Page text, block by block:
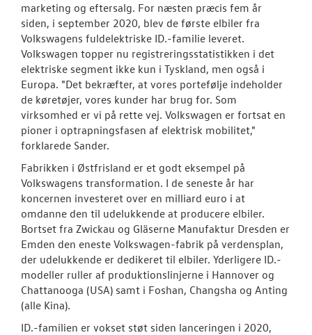
marketing og eftersalg. For næsten præcis fem år
siden, i september 2020, blev de første elbiler fra
Volkswagens fuldelektriske ID.-familie leveret.
Volkswagen topper nu registreringsstatistikken i det
elektriske segment ikke kun i Tyskland, men også i
Europa. "Det bekræfter, at vores portefølje indeholder
de køretøjer, vores kunder har brug for. Som
virksomhed er vi på rette vej. Volkswagen er fortsat en
pioner i optrapningsfasen af elektrisk mobilitet,"
forklarede Sander.
Fabrikken i Østfrisland er et godt eksempel på
Volkswagens transformation. I de seneste år har
koncernen investeret over en milliard euro i at
omdanne den til udelukkende at producere elbiler.
Bortset fra Zwickau og Gläserne Manufaktur Dresden er
Emden den eneste Volkswagen-fabrik på verdensplan,
der udelukkende er dedikeret til elbiler. Yderligere ID.-
modeller ruller af produktionslinjerne i Hannover og
Chattanooga (USA) samt i Foshan, Changsha og Anting
(alle Kina).
ID.-familien er vokset støt siden lanceringen i 2020,